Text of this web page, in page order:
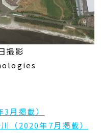
撮影
月掲載）
（2020年7月掲載）